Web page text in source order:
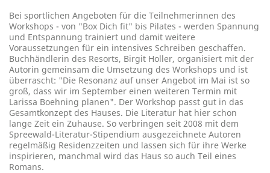
Bei sportlichen Angeboten für die Teilnehmerinnen des
Workshops - von "Box Dich fit" bis Pilates - werden Spannung
und Entspannung trainiert und damit weitere
Voraussetzungen für ein intensives Schreiben geschaffen.
Buchhändlerin des Resorts, Birgit Holler, organisiert mit der
Autorin gemeinsam die Umsetzung des Workshops und ist
überrascht: "Die Resonanz auf unser Angebot im Mai ist so
groß, dass wir im September einen weiteren Termin mit
Larissa Boehning planen". Der Workshop passt gut in das
Gesamtkonzept des Hauses. Die Literatur hat hier schon
lange Zeit ein Zuhause. So verbringen seit 2008 mit dem
Spreewald-Literatur-Stipendium ausgezeichnete Autoren
regelmäßig Residenzzeiten und lassen sich für ihre Werke
inspirieren, manchmal wird das Haus so auch Teil eines
Romans.